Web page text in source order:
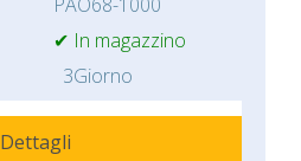
✔ In magazzino
3Giorno
Dettagli